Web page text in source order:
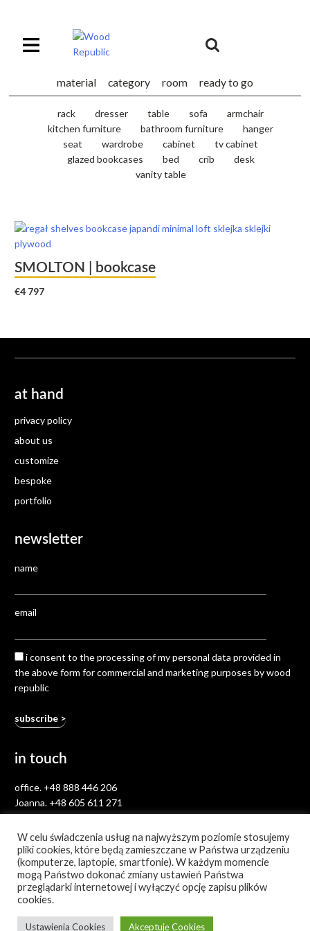
nawigację
Fundusz
material category room ready to go
rack dresser table sofa
armchair
kitchen furniture
bathroom furniture
hanger
seat
wardrobe cabinet
tv cabinet
glazed bookcases
bed crib
desk
vanity table
SMOLTON | bookcase
€4 797
at hand
privacy policy
about us
customize
bespoke
portfolio
newsletter
name
email
i consent to the processing of my personal data provided in
the above form for commercial and marketing purposes by wood
republic
in touch
office. +48 888 446 206
Joanna. +48 605 611 271
hello.woodrepublic@gmail.com
facebook
W celu świadczenia usług na najwyższym poziomie stosujemy
pliki cookies, które będą zamieszczane w Państwa urządzeniu
(komputerze, laptopie, smartfonie). W każdym momencie
mogą Państwo dokonać zmiany ustawień Państwa
przeglądarki internetowej i wyłączyć opcję zapisu plików
cookies.
Ustawienia Cookies Akceptuję Cookies